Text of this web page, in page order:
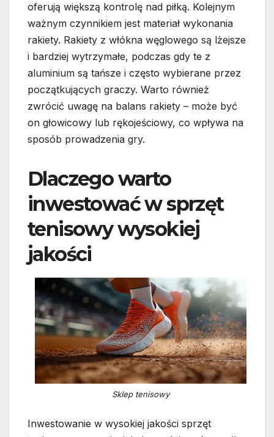
oferują większą kontrolę nad piłką. Kolejnym
ważnym czynnikiem jest materiał wykonania
rakiety. Rakiety z włókna węglowego są lżejsze
i bardziej wytrzymałe, podczas gdy te z
aluminium są tańsze i często wybierane przez
początkujących graczy. Warto również
zwrócić uwagę na balans rakiety – może być
on głowicowy lub rękojeściowy, co wpływa na
sposób prowadzenia gry.
Dlaczego warto
inwestować w sprzęt
tenisowy wysokiej
jakości
Sklep tenisowy
Inwestowanie w wysokiej jakości sprzęt